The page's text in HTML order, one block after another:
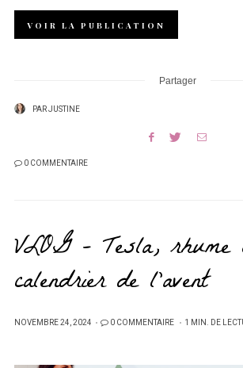
VOIR LA PUBLICATION
Partager
PARJUSTINE
0 COMMENTAIRE
VLOG – Tesla, rhume
calendrier de l’avent
PUBLIÉ
NOVEMBRE 24, 2024 0 COMMENTAIRE 1 MIN. DE